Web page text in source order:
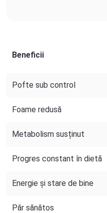
Tabel comparativ între
Beneficii
Pofte sub control
Foame redusă
Metabolism susținut
Progres constant în dietă
Energie și stare de bine
Păr sănătos